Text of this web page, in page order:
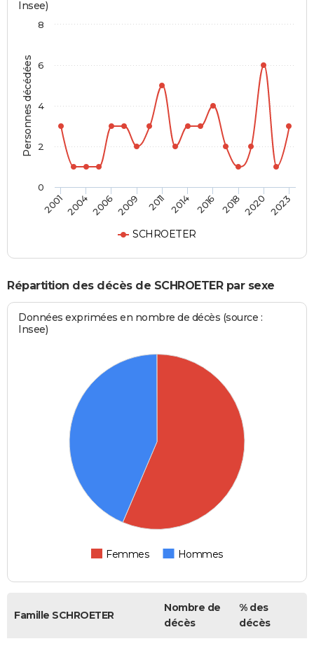
Personnes décédées
Insee)
SCHROETER
2001200420062009 2011 2014 2016 2018 2020 2023
0
2
4
6
8
Répartition des décès de SCHROETER par sexe
Données exprimées en nombre de décès (source :
Insee)
Femmes Hommes
Famille SCHROETER
Nombre de
décès
% des
décès